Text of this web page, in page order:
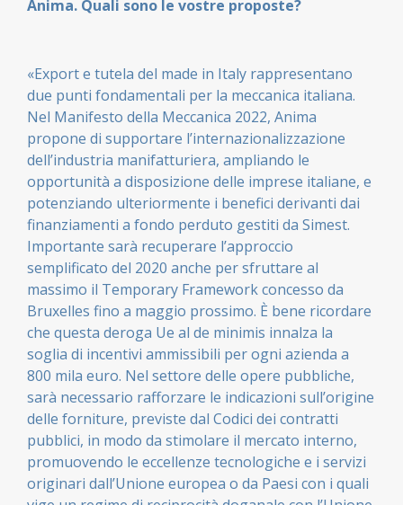
Anima. Quali sono le vostre proposte?
«Export e tutela del made in Italy rappresentano
due punti fondamentali per la meccanica italiana.
Nel Manifesto della Meccanica 2022, Anima
propone di supportare l’internazionalizzazione
dell’industria manifatturiera, ampliando le
opportunità a disposizione delle imprese italiane, e
potenziando ulteriormente i benefici derivanti dai
finanziamenti a fondo perduto gestiti da Simest.
Importante sarà recuperare l’approccio
semplificato del 2020 anche per sfruttare al
massimo il Temporary Framework concesso da
Bruxelles fino a maggio prossimo. È bene ricordare
che questa deroga Ue al de minimis innalza la
soglia di incentivi ammissibili per ogni azienda a
800 mila euro. Nel settore delle opere pubbliche,
sarà necessario rafforzare le indicazioni sull’origine
delle forniture, previste dal Codici dei contratti
pubblici, in modo da stimolare il mercato interno,
promuovendo le eccellenze tecnologiche e i servizi
originari dall’Unione europea o da Paesi con i quali